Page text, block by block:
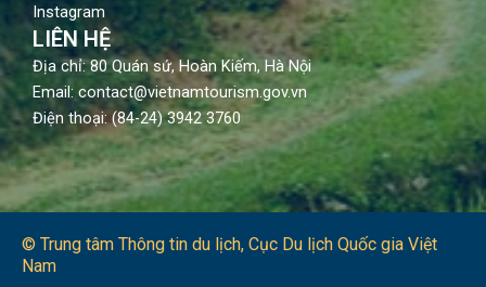
Instagram
LIÊN HỆ
Địa chỉ: 80 Quán sứ, Hoàn Kiếm, Hà Nội
Email: contact@vietnamtourism.gov.vn
Điện thoại: (84-24) 3942 3760
© Trung tâm Thông tin du lịch​, Cục Du lịch Quốc gia Việt
Nam